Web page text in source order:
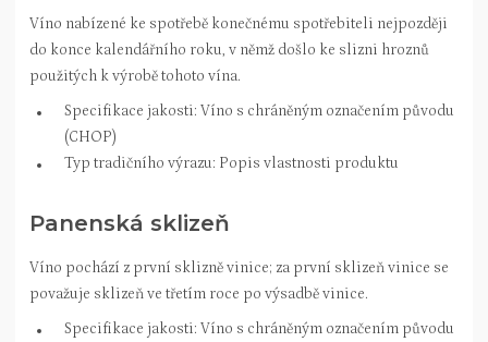
Víno nabízené ke spotřebě konečnému spotřebiteli nejpozději
do konce kalendářního roku, v němž došlo ke slizni hroznů
použitých k výrobě tohoto vína.
Specifikace jakosti: Víno s chráněným označením původu
(CHOP)
Typ tradičního výrazu: Popis vlastnosti produktu
Panenská sklizeň
Víno pochází z první sklizně vinice; za první sklizeň vinice se
považuje sklizeň ve třetím roce po výsadbě vinice.
Specifikace jakosti: Víno s chráněným označením původu